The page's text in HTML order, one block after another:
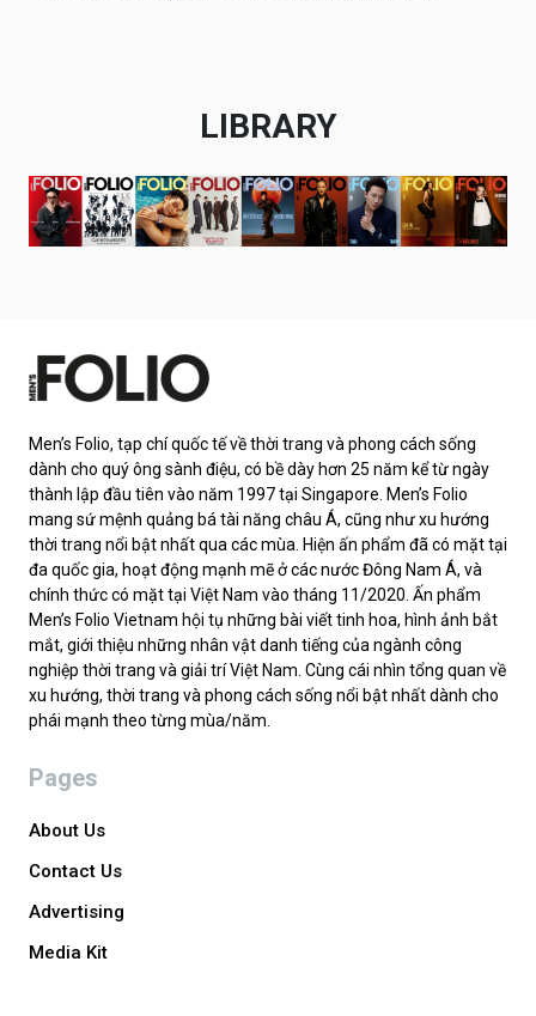
LIBRARY
Men’s Folio, tạp chí quốc tế về thời trang và phong cách sống
dành cho quý ông sành điệu, có bề dày hơn 25 năm kể từ ngày
thành lập đầu tiên vào năm 1997 tại Singapore. Men’s Folio
mang sứ mệnh quảng bá tài năng châu Á, cũng như xu hướng
thời trang nổi bật nhất qua các mùa. Hiện ấn phẩm đã có mặt tại
đa quốc gia, hoạt động mạnh mẽ ở các nước Đông Nam Á, và
chính thức có mặt tại Việt Nam vào tháng 11/2020. Ấn phẩm
Men’s Folio Vietnam hội tụ những bài viết tinh hoa, hình ảnh bắt
mắt, giới thiệu những nhân vật danh tiếng của ngành công
nghiệp thời trang và giải trí Việt Nam. Cùng cái nhìn tổng quan về
xu hướng, thời trang và phong cách sống nổi bật nhất dành cho
phái mạnh theo từng mùa/năm.
Pages
About Us
Contact Us
Advertising
Media Kit